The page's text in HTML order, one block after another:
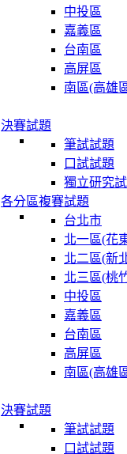
中投區
嘉義區
台南區
高屏區
南區(高雄
決賽試題
筆試試題
口試試題
獨立研究
各分區複賽試題
台北市
北一區(花
北二區(新
北三區(桃
中投區
嘉義區
台南區
高屏區
南區(高雄
決賽試題
筆試試題
口試試題